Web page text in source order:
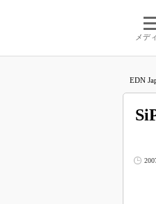
メデ
EDN